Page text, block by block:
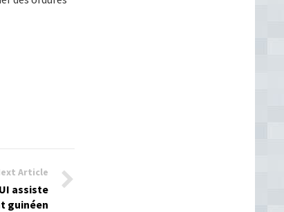
Article
assiste
guinéen